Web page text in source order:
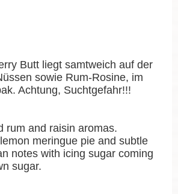
Butt liegt samtweich auf der
sowie Rum-Rosine, im
Achtung, Suchtgefahr!!!
rum and raisin aromas.
meringue pie and subtle
notes with icing sugar coming
sugar.